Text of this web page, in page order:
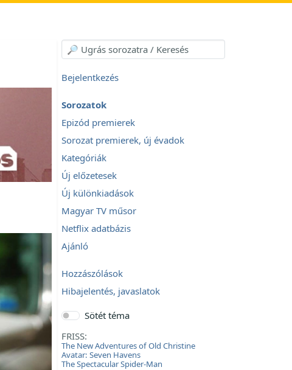
Bejelentkezés
Sorozatok
Epizód premierek
Sorozat premierek, új évadok
Kategóriák
Új előzetesek
Új különkiadások
Magyar TV műsor
Netflix adatbázis
Ajánló
Hozzászólások
Hibajelentés, javaslatok
Sötét téma
FRISS:
The New Adventures of Old Christine
Avatar: Seven Havens
The Spectacular Spider-Man